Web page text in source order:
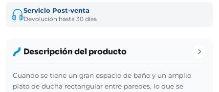
Servicio Post-venta
Devolución hasta 30 días
Descripción del producto
Cuando se tiene un gran espacio de baño y un amplio
plato de ducha rectangular entre paredes, lo que se